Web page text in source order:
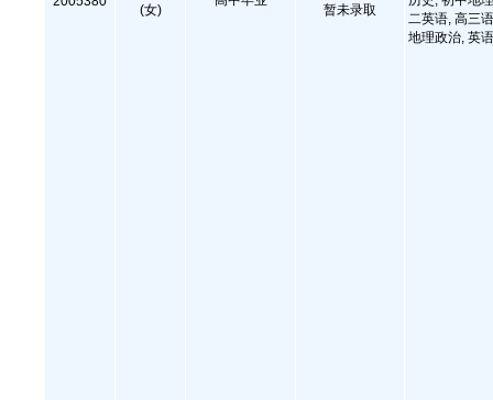
(女)
暂未录取
二英语, 高三
地理政治, 英